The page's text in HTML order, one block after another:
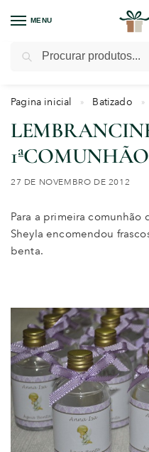
MENU
Pagina inicial » Batizado »
1ªCOMUNHÃO
27 DE NOVEMBRO DE 2012
Para a primeira comunhão
Sheyla encomendou
benta.